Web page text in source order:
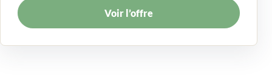
Voir l’offre